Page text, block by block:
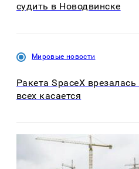
судить в Новодвинске
Мировые новости
Ракета SpaceX
всех касается